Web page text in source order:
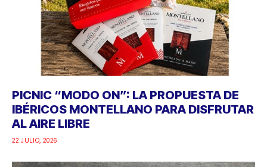
PICNIC “MODO ON”: LA PROPUESTA DE
IBÉRICOS MONTELLANO PARA DISFRUTAR
AL AIRE LIBRE
22 JULIO, 2026